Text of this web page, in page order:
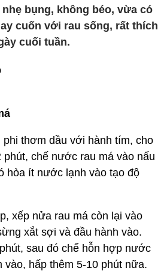
nhẹ bụng, không béo, vừa có
cuốn với rau sống, rất thích
cuối tuần.
phi thơm dầu với hành tím, cho
phút, chế nước rau má vào nấu
hòa ít nước lạnh vào tạo độ
xếp nửa rau má còn lại vào
xắt sợi và đầu hành vào.
sau đó chế hỗn hợp nước
vào, hấp thêm 5-10 phút nữa.